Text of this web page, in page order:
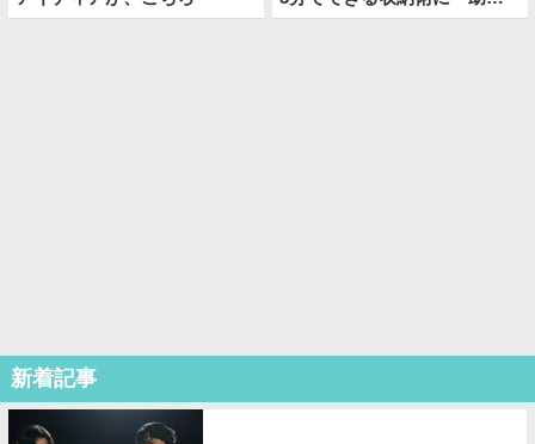
った！」
新着記事